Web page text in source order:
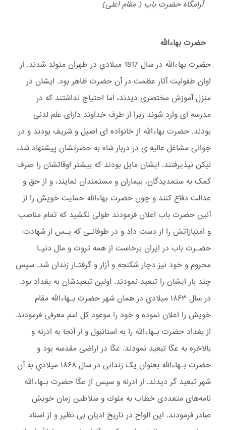
آرامگاه حضرت باب ( مقام اعلی)
حضرت بهاءالله
حضرت بهاءالله در سال 1817 ميلادي در طهران متولد شدند. از
اوان طفولیت آثار عظمت در آن حضرت ظاهر بود. ایشان در
منزل آموزش مختصری دیدند، اما احتیاج نداشتند که در
مدرسه ای وارد شوند زیرا از طرف خداوند دارای علم لدنی
بودند. حضرت بهاءالله از خانواده ای اصیل و شریف بودند و در
جوانی مشاغل عالیه ی در دربار شاه به حضرتشان پیشنهاد شد،
لیکن نپذیرفتند. ایشان مایل بودند که بیشتر اوقاتشان را صرف
کمک به ستمدیدگان، بیماران و مستمندان نمایند، و از حق و
عدالت دفاع کنند و چون حضرت بهاءالله حمایت خویش را از
آئین حضرت باب اعلان فرمودند طولی نکشید که تمام مناصب
و امتیازاتش را از دست داد و در طوفانـی که پـس از شهادت
حضـرت باب در ایران برخاست از همه ثروت و مال دنیـا
محروم و خود نیز دچار شكنجه و آزار و گرفتـار زندان شد. سپس
چند بار ایشان را تبعید نمودند. اولین تبعیدشان به بغداد بود.
در سال ۱۸۶۳ ميلادي در همان شهر حضرت بـهاءالله مقام
خويش را اعلان نموده و خود را موعود کل امم معرفی فرمودند.
از بغداد حضرت بـهاءالله را به استانبول و از آنجا به ادرنه و
بالاخره به عکّا تبعید نمودند. عکّا در اراضی مقدسه بود و
حضرت بـهاءالله بعنوان یک زندانی در سال ۱۸۶۸ ميلادي به آن
شهر تبعيد گر ديدند. از ادرنه و سپس از عکّا حضرت بـهاءالله
نامه‌های متعددی خطاب به ملوك و سلاطین زمان خویش
صادر فرمودند. این الواح در تاریخ ادیان بی نظیر و از اسناد